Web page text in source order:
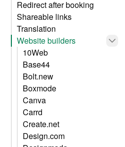
Redirect after booking
Shareable links
Translation
Website builders
10Web
Base44
Bolt.new
Boxmode
Canva
Carrd
Create.net
Design.com